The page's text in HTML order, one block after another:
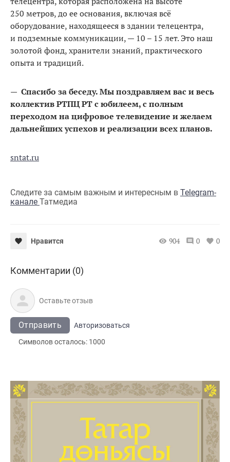
250 метров, до ее основания, включая всё
оборудование, находящееся в здании телецентра,
и подземные коммуникации, — 10 – 15 лет. Это наш
золотой фонд, хранители знаний, практического
опыта и традиций.
— Спасибо за беседу. Мы поздравляем вас и весь
коллектив РТПЦ РТ с юбилеем, с полным
переходом на цифровое телевидение и желаем
дальнейших успехов и реализации всех планов.
sntat.ru
Следите за самым важным и интересным в Telegram-
канале Татмедиа
Нравится 904 0 0
Комментарии (0)
Отправить
Авторизоваться
Символов осталось: 1000